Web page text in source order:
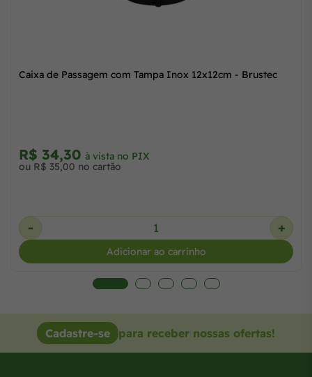
Caixa de Passagem com Tampa Inox 12x12cm - Brustec
R$ 34,30 à vista no PIX
ou R$ 35,00 no cartão
- +
Adicionar ao carrinho
Cadastre-se para receber nossas ofertas!